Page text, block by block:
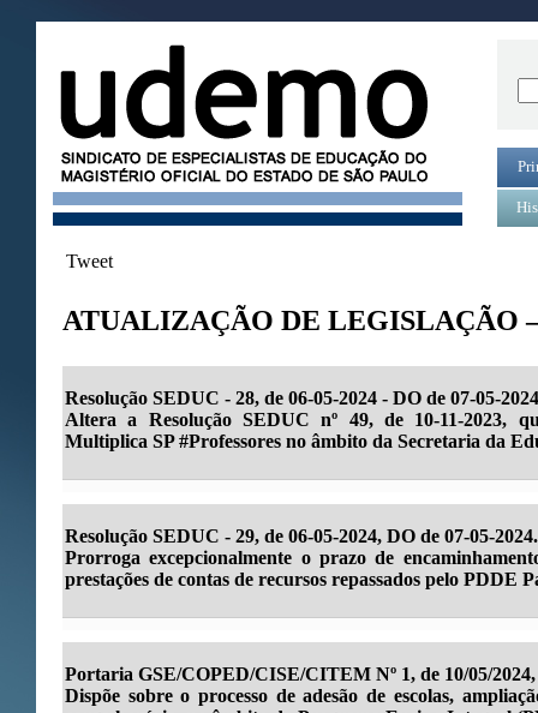
Tweet
ATUALIZAÇÃO DE LEGISLAÇÃO
Resolução SEDUC - 28, de 06-05-2024 - DO de 07-05-
Altera a Resolução SEDUC nº 49, de 10-11-2023,
Multiplica SP #Professores no âmbito da Secretaria da
Resolução SEDUC - 29, de 06-05-2024, DO de 07-05-2024.
Prorroga excepcionalmente o prazo de
prestações de contas de recursos repassados pelo PDDE
Portaria GSE/COPED/CISE/CITEM Nº 1, de 10/05/2024,
Dispõe sobre o processo de adesão de escolas,